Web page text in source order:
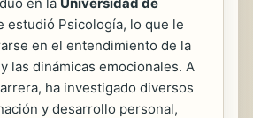
estudió Psicología, lo que le
en el entendimiento de la
las dinámicas emocionales. A
ha investigado diversos
y desarrollo personal,